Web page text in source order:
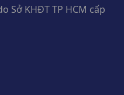
Sở KHĐT TP HCM cấp